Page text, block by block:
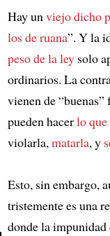
Hay unviejo dicho
los de ruana”. Y la
peso de la leysolo
ordinarios. La
vienen de
pueden hacerlo
violarla,matarla, y
Esto, sin embargo,
tristemente es una
donde la